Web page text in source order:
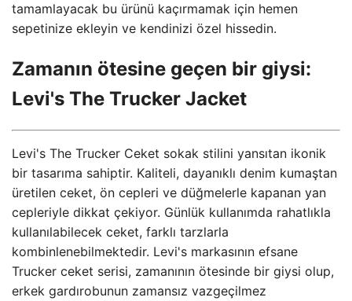
tamamlayacak bu ürünü kaçırmamak için hemen
sepetinize ekleyin ve kendinizi özel hissedin.
Zamanın ötesine geçen bir giysi:
Levi's The Trucker Jacket
Levi's The Trucker Ceket sokak stilini yansıtan ikonik
bir tasarıma sahiptir. Kaliteli, dayanıklı denim kumaştan
üretilen ceket, ön cepleri ve düğmelerle kapanan yan
cepleriyle dikkat çekiyor. Günlük kullanımda rahatlıkla
kullanılabilecek ceket, farklı tarzlarla
kombinlenebilmektedir. Levi's markasının efsane
Trucker ceket serisi, zamanının ötesinde bir giysi olup,
erkek gardırobunun zamansız vazgeçilmez